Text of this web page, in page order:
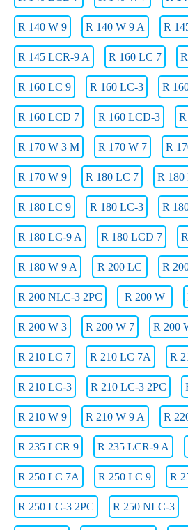
R 140 W 9 R 140 W 9 A R
R 145 LCR-9 A R 160 LC 7
R 160 LC 9 R 160 LC-3 R
R 160 LCD 7 R 160 LCD-3
R 170 W 3 M R 170 W 7 R
R 170 W 9 R 180 LC 7 R 180
R 180 LC 9 R 180 LC-3 R
R 180 LC-9 A R 180 LCD 7
R 180 W 9 A R 200 LC R
R 200 NLC-3 2PC R 200 W
R 200 W 3 R 200 W 7 R 200
R 210 LC 7 R 210 LC 7A R
R 210 LC-3 R 210 LC-3 2PC
R 210 W 9 R 210 W 9 A R
R 235 LCR 9 R 235 LCR-9 A
R 250 LC 7A R 250 LC 9 R
R 250 LC-3 2PC R 250 NLC-3